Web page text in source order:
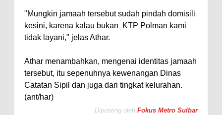
"Mungkin jamaah tersebut sudah pindah domisili
kesini, karena kalau bukan KTP Polman kami
tidak layani," jelas Athar.
Athar menambahkan, mengenai identitas jamaah
tersebut, itu sepenuhnya kewenangan Dinas
Catatan Sipil dan juga dari tingkat kelurahan.
(ant/har)
Diposting oleh Fokus Metro Sulbar